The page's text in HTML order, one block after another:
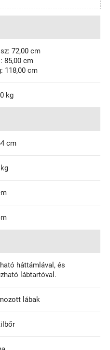
72,00 cm
85,00 cm
118,00 cm
kg
cm
háttámlával, és
lábtartóval.
lábak